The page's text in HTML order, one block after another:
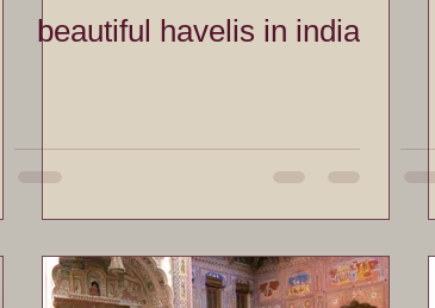
beautiful havelis in india